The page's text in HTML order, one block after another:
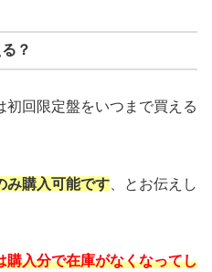
？
回限定盤をいつまで買える
み購入可能です 、とお伝えし
購入分で在庫がなくなってし